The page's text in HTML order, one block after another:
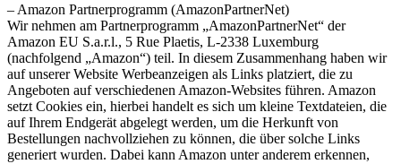
– Amazon Partnerprogramm (AmazonPartnerNet)
Wir nehmen am Partnerprogramm „AmazonPartnerNet“ der
Amazon EU S.a.r.l., 5 Rue Plaetis, L-2338 Luxemburg
(nachfolgend „Amazon“) teil. In diesem Zusammenhang haben wir
auf unserer Website Werbeanzeigen als Links platziert, die zu
Angeboten auf verschiedenen Amazon-Websites führen. Amazon
setzt Cookies ein, hierbei handelt es sich um kleine Textdateien, die
auf Ihrem Endgerät abgelegt werden, um die Herkunft von
Bestellungen nachvollziehen zu können, die über solche Links
generiert wurden. Dabei kann Amazon unter anderem erkennen,